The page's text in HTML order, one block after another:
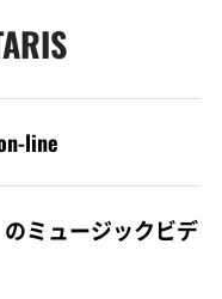
line
のミュージックビデ